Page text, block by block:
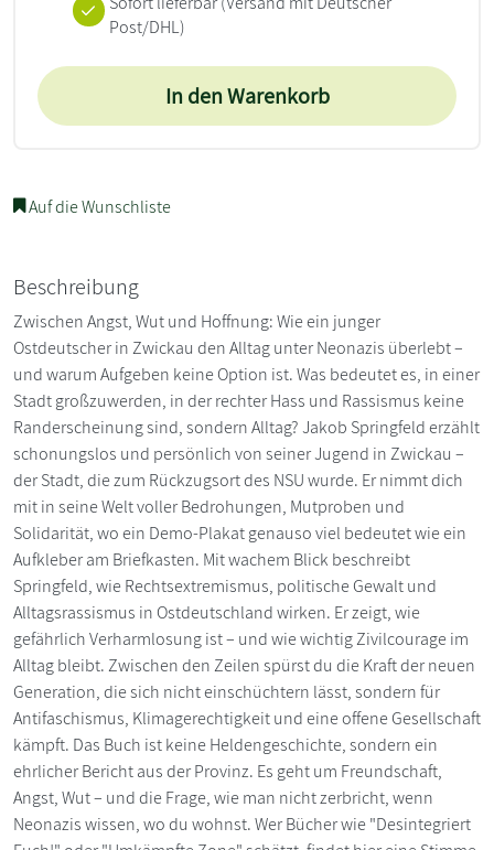
Post/DHL)
In den Warenkorb
Auf die Wunschliste
Beschreibung
Zwischen Angst, Wut und Hoffnung: Wie ein junger
Ostdeutscher in Zwickau den Alltag unter Neonazis überlebt –
und warum Aufgeben keine Option ist. Was bedeutet es, in einer
Stadt großzuwerden, in der rechter Hass und Rassismus keine
Randerscheinung sind, sondern Alltag? Jakob Springfeld erzählt
schonungslos und persönlich von seiner Jugend in Zwickau –
der Stadt, die zum Rückzugsort des NSU wurde. Er nimmt dich
mit in seine Welt voller Bedrohungen, Mutproben und
Solidarität, wo ein Demo-Plakat genauso viel bedeutet wie ein
Aufkleber am Briefkasten. Mit wachem Blick beschreibt
Springfeld, wie Rechtsextremismus, politische Gewalt und
Alltagsrassismus in Ostdeutschland wirken. Er zeigt, wie
gefährlich Verharmlosung ist – und wie wichtig Zivilcourage im
Alltag bleibt. Zwischen den Zeilen spürst du die Kraft der neuen
Generation, die sich nicht einschüchtern lässt, sondern für
Antifaschismus, Klimagerechtigkeit und eine offene Gesellschaft
kämpft. Das Buch ist keine Heldengeschichte, sondern ein
ehrlicher Bericht aus der Provinz. Es geht um Freundschaft,
Angst, Wut – und die Frage, wie man nicht zerbricht, wenn
Neonazis wissen, wo du wohnst. Wer Bücher wie "Desintegriert